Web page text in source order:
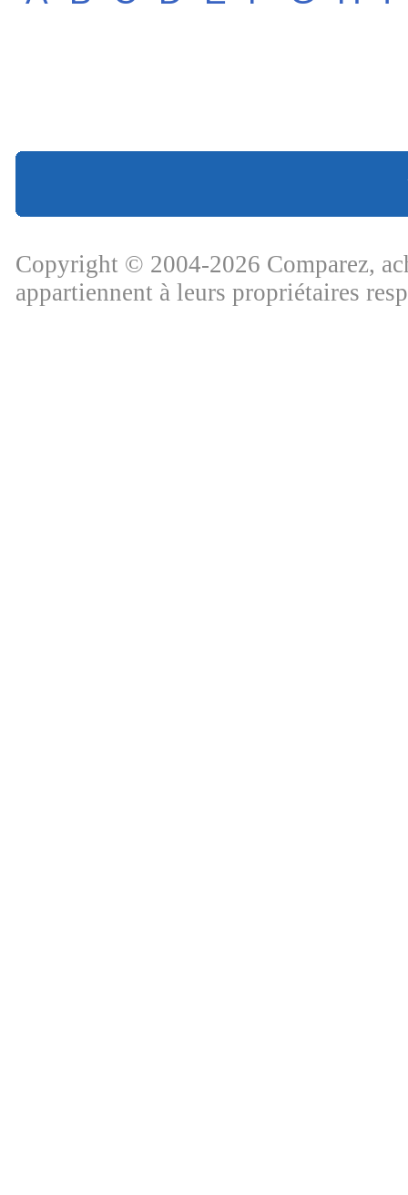
Copyright © 2004-2026 Comparez,
appartiennent à leurs propriétaires